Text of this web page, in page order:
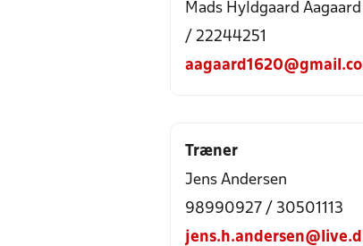
Mads Hyldgaard Aagaard
/ 22244251
Træner
Jens Andersen
98990927 / 30501113